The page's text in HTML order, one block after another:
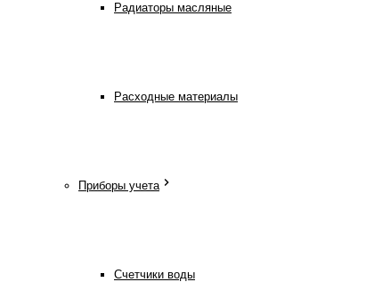
Радиаторы масляные
Расходные материалы
Приборы учета
Счетчики воды